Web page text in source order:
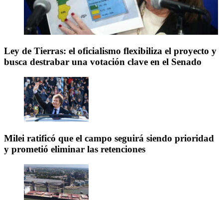
Ley de Tierras: el oficialismo flexibiliza el proyecto y
busca destrabar una votación clave en el Senado
Milei ratificó que el campo seguirá siendo prioridad
y prometió eliminar las retenciones